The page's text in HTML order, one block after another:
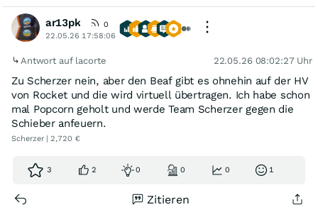
ar13pk
0
22.05.26 17:58:06
Antwort auf lacorte 22.05.26 08:02:27 Uhr
Zu Scherzer nein, aber den Beaf gibt es ohnehin auf der HV
von Rocket und die wird virtuell übertragen. Ich habe schon
mal Popcorn geholt und werde Team Scherzer gegen die
Schieber anfeuern.
Scherzer | 2,720 €
3 2 0 0 0 1
Zitieren